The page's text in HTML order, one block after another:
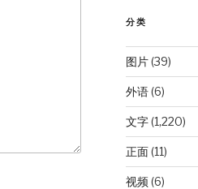
分类
图片(39)
外语(6)
文字(1,220)
正面(11)
视频(6)